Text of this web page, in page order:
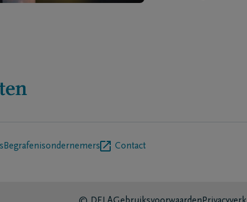
Begrafenisondernemers Contact